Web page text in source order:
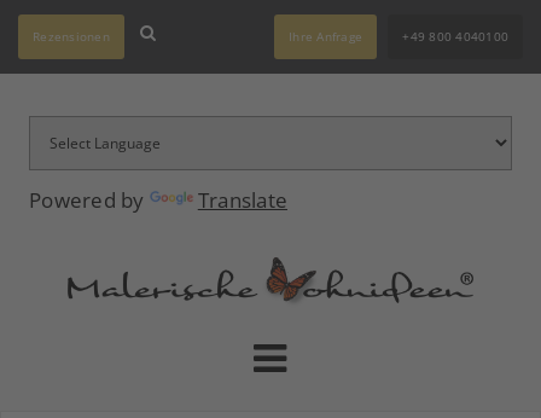
Powered by Translate
Rezensionen Ihre Anfrage +49 800 4040100